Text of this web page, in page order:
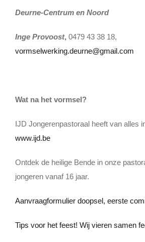
Deurne-Centrum en Noord
Inge Provoost,0479 43 38 18,
vormselwerking.deurne@gmail.com
Wat na het vormsel?
IJD Jongerenpastoraal heeft van alles
www.ijd.be
Ontdek de heilige Bende in onze
jongeren vanaf 16 jaar.
Aanvraagformulier doopsel, eerste
Tips voor het feest! Wij vieren samen